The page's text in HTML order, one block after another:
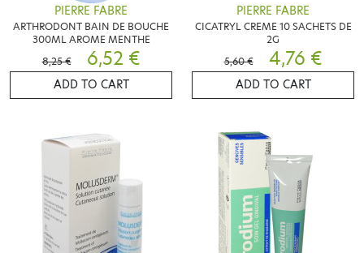
PIERRE FABRE
ARTHRODONT BAIN DE BOUCHE
300ML AROME MENTHE
8,25 €
6,52 €
ADD TO CART
PIERRE FABRE
CICATRYL CREME 10 SACHETS DE
2G
5,60 €
4,76 €
ADD TO CART